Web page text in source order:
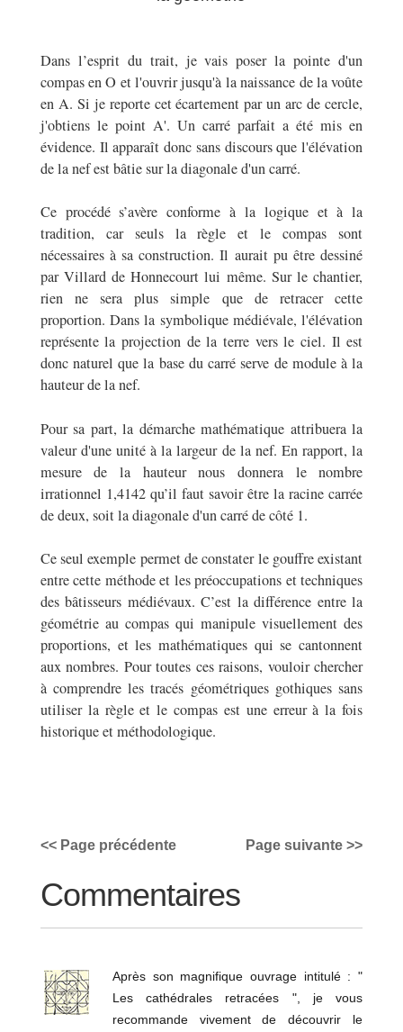
Dans l’esprit du trait, je vais poser la pointe d'un
compas en O et l'ouvrir jusqu'à la naissance de la voûte
en A. Si je reporte cet écartement par un arc de cercle,
j'obtiens le point A'. Un carré parfait a été mis en
évidence. Il apparaît donc sans discours que l'élévation
de la nef est bâtie sur la diagonale d'un carré.
Ce procédé s’avère conforme à la logique et à la
tradition, car seuls la règle et le compas sont
nécessaires à sa construction. Il aurait pu être dessiné
par Villard de Honnecourt lui même. Sur le chantier,
rien ne sera plus simple que de retracer cette
proportion. Dans la symbolique médiévale, l'élévation
représente la projection de la terre vers le ciel. Il est
donc naturel que la base du carré serve de module à la
hauteur de la nef.
Pour sa part, la démarche mathématique attribuera la
valeur d'une unité à la largeur de la nef. En rapport, la
mesure de la hauteur nous donnera le nombre
irrationnel 1,4142 qu’il faut savoir être la racine carrée
de deux, soit la diagonale d'un carré de côté 1.
Ce seul exemple permet de constater le gouffre existant
entre cette méthode et les préoccupations et techniques
des bâtisseurs médiévaux. C’est la différence entre la
géométrie au compas qui manipule visuellement des
proportions, et les mathématiques qui se cantonnent
aux nombres. Pour toutes ces raisons, vouloir chercher
à comprendre les tracés géométriques gothiques sans
utiliser la règle et le compas est une erreur à la fois
historique et méthodologique.
<< Page précédente Page suivante >>
Commentaires
Après son magnifique ouvrage intitulé : "
Les cathédrales retracées ", je vous
recommande vivement de découvrir le